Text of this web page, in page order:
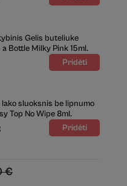
Gelis buteliuke
Bottle Milky Pink 15ml.
sluoksnis be lipnumo
Top No Wipe 8ml.
€